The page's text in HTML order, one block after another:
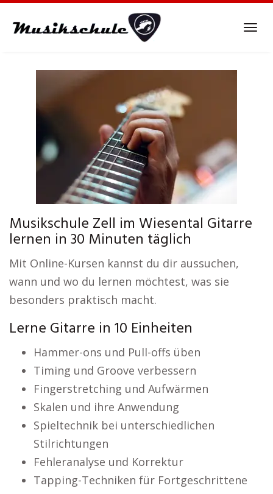
Musikschule Zell im Wiesental Gitarre
lernen in 30 Minuten täglich
Mit Online-Kursen kannst du dir aussuchen,
wann und wo du lernen möchtest, was sie
besonders praktisch macht.
Lerne Gitarre in 10 Einheiten
Hammer-ons und Pull-offs üben
Timing und Groove verbessern
Fingerstretching und Aufwärmen
Skalen und ihre Anwendung
Spieltechnik bei unterschiedlichen
Stilrichtungen
Fehleranalyse und Korrektur
Tapping-Techniken für Fortgeschrittene